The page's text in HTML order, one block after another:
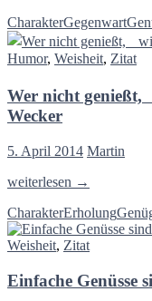
CharakterGegenwart
Humor, Weisheit, Zitat
Wer nicht
Wecker
5. April 2014 Martin
Wer
genießt,
wird
–
weiterlesen →
CharakterErholung
Weisheit, Zitat
Einfache Genüsse